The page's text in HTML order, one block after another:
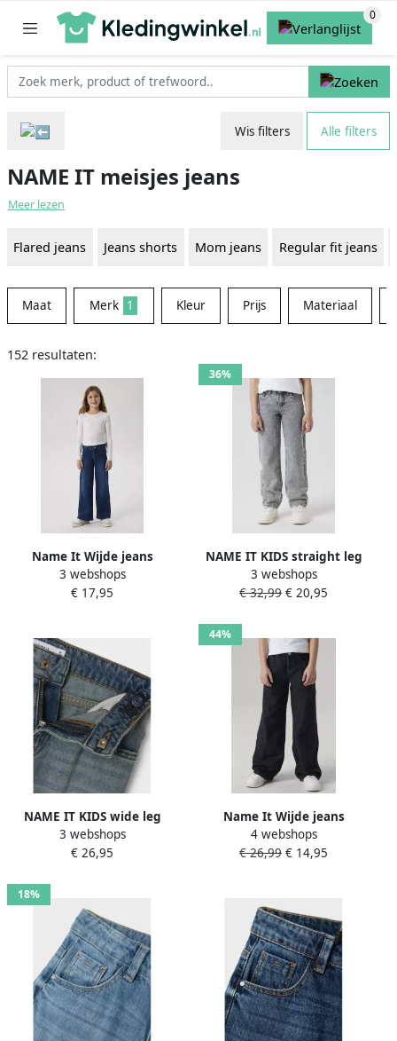
Wis filters Alle filters
NAME IT meisjes jeans
Meer lezen
Flared jeans Jeans shorts Mom jeans Regular fit jeans
Maat Merk 1 Kleur Prijs Materiaal
152 resultaten:
Name It Wijde jeans
NKFPOLLY X-WIDE JEANS
3057-FR NOOS Katoenmix
3 webshops
€ 17,95
36%
NAME IT KIDS straight leg
jeans met strass-steentjes
light grey denim
3 webshops
€ 32,99 € 20,95
NAME IT KIDS wide leg
regular waist jeans medium
blue denim
3 webshops
€ 26,95
44%
Name It Wijde jeans
NKFROSE voor meisjes met
wijde pijpen en klassieke
4 webshops
€ 26,99 € 14,95
18%